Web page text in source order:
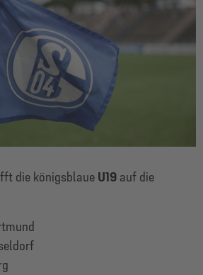
die königsblaue U19 auf die